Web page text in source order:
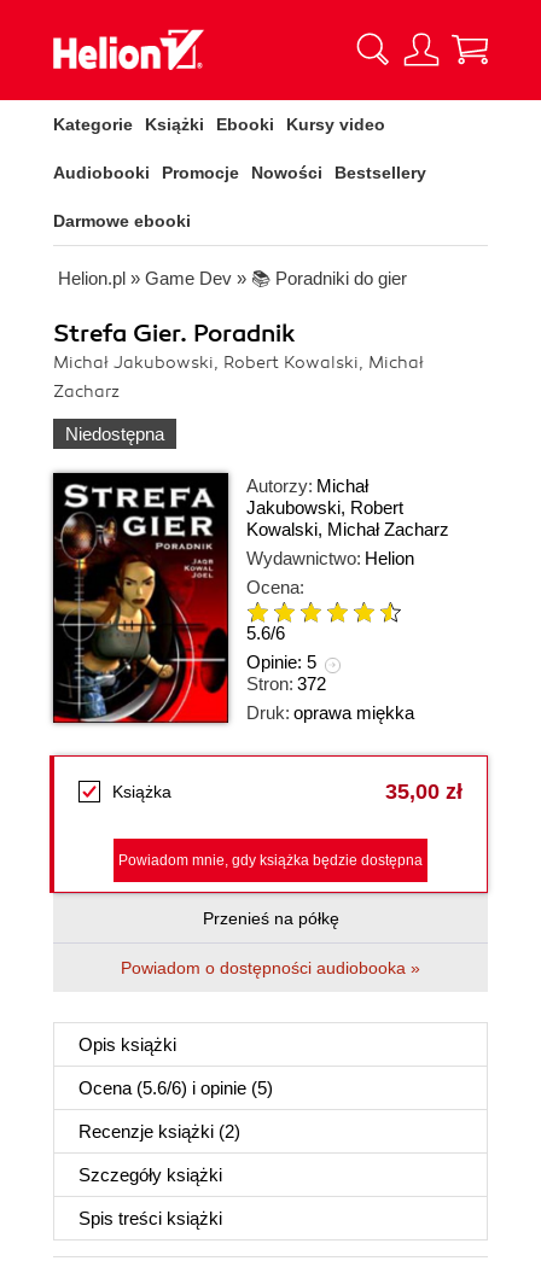
Kategorie Książki Ebooki Kursy video
Audiobooki Promocje Nowości Bestsellery
Darmowe ebooki
Helion.pl » Game Dev » 📚 Poradniki do gier
Strefa Gier. Poradnik
Michał Jakubowski, Robert Kowalski, Michał
Zacharz
Niedostępna
Autorzy: Michał
Jakubowski, Robert
Kowalski, Michał Zacharz
Wydawnictwo: Helion
Ocena:
5.6/6
Opinie: 5
Stron: 372
Druk: oprawa miękka
Książka 35,00 zł
Powiadom mnie, gdy książka będzie dostępna
Przenieś na półkę
Powiadom o dostępności audiobooka »
Opis książki
Ocena (5.6/6) i opinie (5)
Recenzje książki (2)
Szczegóły książki
Spis treści książki